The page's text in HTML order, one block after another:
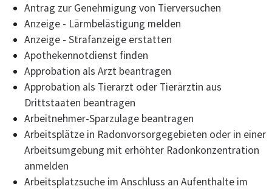
Antrag zur Genehmigung von Tierversuchen
Anzeige - Lärmbelästigung melden
Anzeige - Strafanzeige erstatten
Apothekennotdienst finden
Approbation als Arzt beantragen
Approbation als Tierarzt oder Tierärztin aus
Drittstaaten beantragen
Arbeitnehmer-Sparzulage beantragen
Arbeitsplätze in Radonvorsorgegebieten oder in einer
Arbeitsumgebung mit erhöhter Radonkonzentration
anmelden
Arbeitsplatzsuche im Anschluss an Aufenthalte im